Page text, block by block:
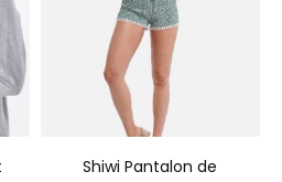
Shiwi Pantalon de